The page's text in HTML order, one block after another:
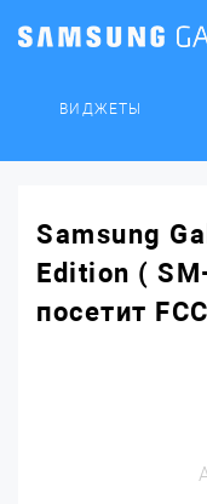
ВИДЖЕТЫ
Samsung
Edition (
посетит FCC